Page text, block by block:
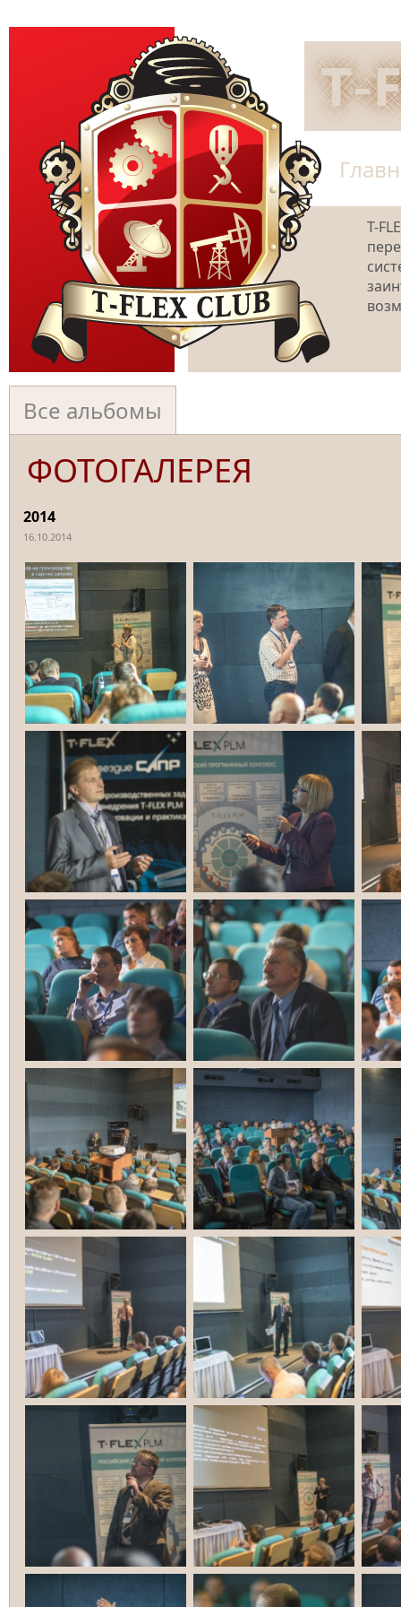
T-
Все альбомы
ФОТОГАЛЕРЕЯ
2014
16.10.2014